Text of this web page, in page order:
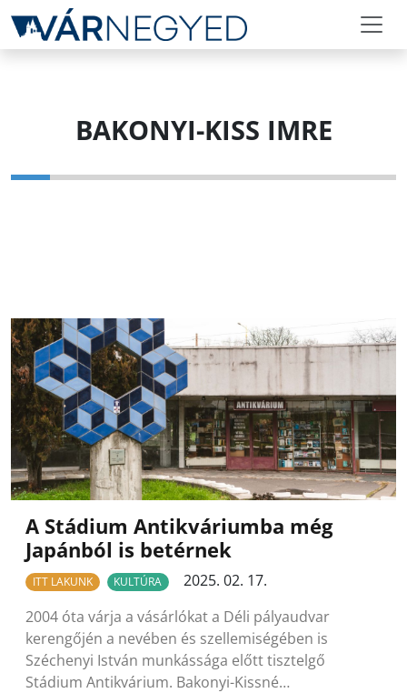
BAKONYI-KISS IMRE
A Stádium Antikváriumba még
Japánból is betérnek
ITT LAKUNK KULTÚRA
2025. 02. 17.
2004 óta várja a vásárlókat a Déli pályaudvar
kerengőjén a nevében és szellemiségében is
Széchenyi István munkássága előtt tisztelgő
Stádium Antikvárium. Bakonyi-Kissné…